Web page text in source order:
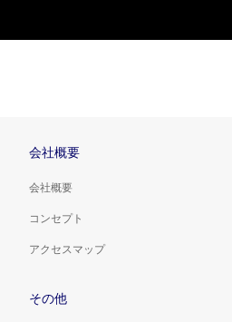
会社概要
会社概要
コンセプト
アクセスマップ
その他